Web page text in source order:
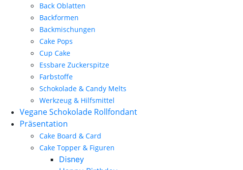
Back Oblatten
Backformen
Backmischungen
Cake Pops
Cup Cake
Essbare Zuckerspitze
Farbstoffe
Schokolade & Candy Melts
Werkzeug & Hilfsmittel
Vegane Schokolade Rollfondant
Präsentation
Cake Board & Card
Cake Topper & Figuren
Disney